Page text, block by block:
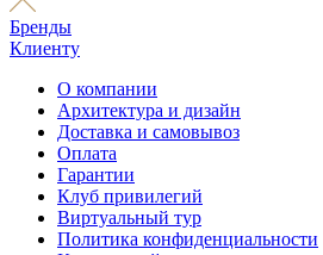
Бренды
Клиенту
О компании
Архитектура и дизайн
Доставка и самовывоз
Оплата
Гарантии
Клуб привилегий
Виртуальный тур
Политика конфиденциальности